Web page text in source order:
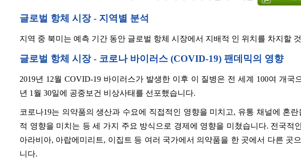
글로벌 항체 시장 - 지역별 분석
지역 중 북미는 예측 기간 동안 글로벌 항체 시장에서 지배적 인 위치를 차지할
글로벌 항체 시장 - 코로나 바이러스 (COVID-19) 팬데믹의 영향
2019년 12월 COVID-19 바이러스가 발생한 이후 이 질병은 전 세계 100여 개국
년 1월 30일에 공중보건 비상사태를 선포했습니다.
코로나19는 의약품의 생산과 수요에 직접적인 영향을 미치고, 유통 채널에 혼
적 영향을 미치는 등 세 가지 주요 방식으로 경제에 영향을 미쳤습니다. 전국적
아라비아, 아랍에미리트, 이집트 등 여러 국가에서 의약품을 한 곳에서 다른 곳
니다.